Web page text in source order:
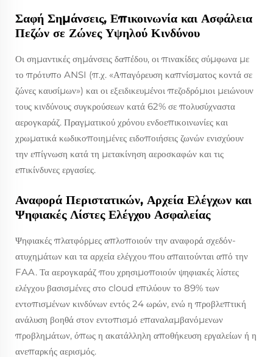
Σαφή Σημάνσεις, Επικοινωνία και Ασφάλεια
Πεζών σε Ζώνες Υψηλού Κινδύνου
Οι σημαντικές σημάνσεις δαπέδου, οι πινακίδες σύμφωνα με
το πρότυπο ANSI (π.χ. «Απαγόρευση καπνίσματος κοντά σε
ζώνες καυσίμων») και οι εξειδικευμένοι πεζοδρόμιοι μειώνουν
τους κινδύνους συγκρούσεων κατά 62% σε πολυσύχναστα
αερογκαράζ. Πραγματικού χρόνου ενδοεπικοινωνίες και
χρωματικά κωδικοποιημένες ειδοποιήσεις ζωνών ενισχύουν
την επίγνωση κατά τη μετακίνηση αεροσκαφών και τις
επικίνδυνες εργασίες.
Αναφορά Περιστατικών, Αρχεία Ελέγχων και
Ψηφιακές Λίστες Ελέγχου Ασφαλείας
Ψηφιακές πλατφόρμες απλοποιούν την αναφορά σχεδόν-
ατυχημάτων και τα αρχεία ελέγχου που απαιτούνται από την
FAA. Τα αερογκαράζ που χρησιμοποιούν ψηφιακές λίστες
ελέγχου βασισμένες στο cloud επιλύουν το 89% των
εντοπισμένων κινδύνων εντός 24 ωρών, ενώ η προβλεπτική
ανάλυση βοηθά στον εντοπισμό επαναλαμβανόμενων
προβλημάτων, όπως η ακατάλληλη αποθήκευση εργαλείων ή η
ανεπαρκής αερισμός.